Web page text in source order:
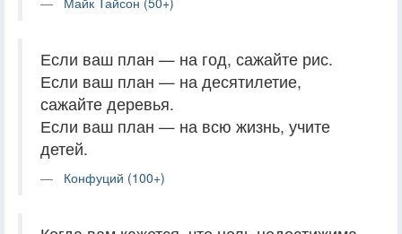
Если ваш план — на год, сажайте рис.
Если ваш план — на десятилетие,
сажайте деревья.
Если ваш план — на всю жизнь, учите
детей.
Конфуций (100+)